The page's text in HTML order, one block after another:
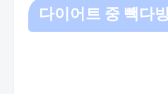
다이어트 중 빽다